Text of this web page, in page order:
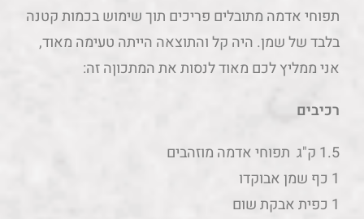
תפוחי אדמה מתובלים פריכים תוך שימוש בכמות קטנה
בלבד של שמן. היה קל והתוצאה הייתה טעימה מאוד,
אני ממליץ לכם מאוד לנסות את המתכוןה זה:
רכיבים
1.5 ק"ג תפוחי אדמה מוזהבים
1 כף שמן אבוקדו
1 כפית אבקת שום